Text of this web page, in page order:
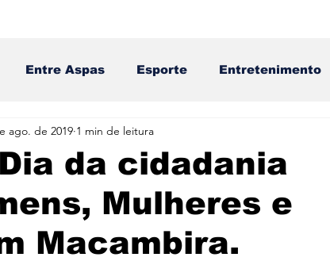
Entre Aspas Esporte Entretenimento
da cidadania
Mulheres e
Macambira.
ago. de 2019 1 min de leitura